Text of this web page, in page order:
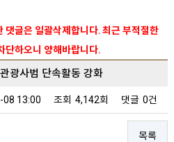
댓글은 일괄삭제합니다. 최근 부적절한
단하오니 양해바랍니다.
광사범 단속활동 강화
08 13:00 조회 4,142회 댓글 0건
목록